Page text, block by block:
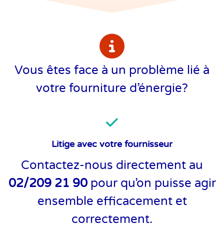
Vous êtes face à un problème lié à
votre fourniture d’énergie?
Litige avec votre fournisseur
Contactez-nous directement au
02/209 21 90 pour qu’on puisse agir
ensemble efficacement et
correctement.